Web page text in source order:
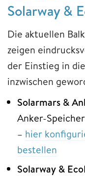
Solarway &
Die aktuellen
zeigen
der Einstieg in
inzwischen
Solarmars &
Anker-
– hier
bestellen
Solarway &